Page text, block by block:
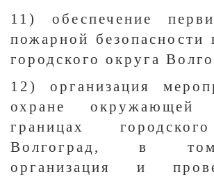
11) обеспечение
пожарной безопасности
городского округа
12) организация
охране
границах
Волгоград, в
организация и